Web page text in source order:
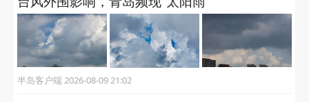
半岛客户端 2026-08-09 21:02